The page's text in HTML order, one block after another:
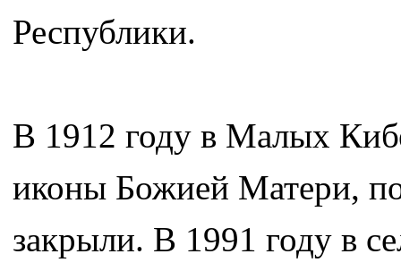
Республики.
В 1912 году в Малых
иконы Божией Матери,
закрыли. В 1991 году в